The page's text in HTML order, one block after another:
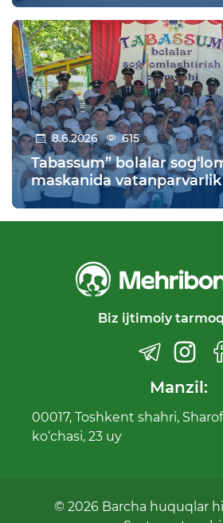
8.6.2026 615
Tabassum” bolalar
maskanida
o‘tdi
Biz ijtimoiy
Manzil:
00017, Toshkent shahri,
ko‘chasi, 23 uy
© 2026 Barcha huquqlar